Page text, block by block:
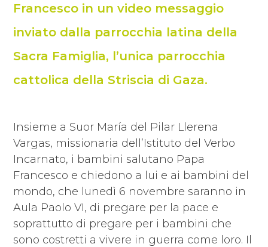
Francesco in un video messaggio
inviato dalla parrocchia latina della
Sacra Famiglia, l’unica parrocchia
cattolica della Striscia di Gaza.
Insieme a Suor María del Pilar Llerena
Vargas, missionaria dell’Istituto del Verbo
Incarnato, i bambini salutano Papa
Francesco e chiedono a lui e ai bambini del
mondo, che lunedì 6 novembre saranno in
Aula Paolo VI, di pregare per la pace e
soprattutto di pregare per i bambini che
sono costretti a vivere in guerra come loro. Il